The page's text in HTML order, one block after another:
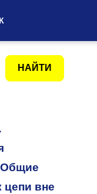
Общие
цепи вне